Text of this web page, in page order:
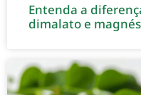
Entenda a
dimalato e